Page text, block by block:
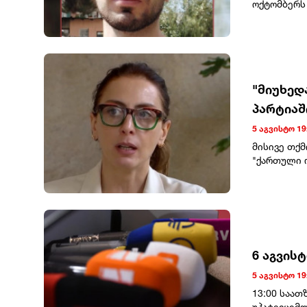
ოქტომბერს
5 აგვისტო
მისივე
"ქართული
ჩვენს
ბრძოლა.
რითაც
6
5 აგვისტო
13:00